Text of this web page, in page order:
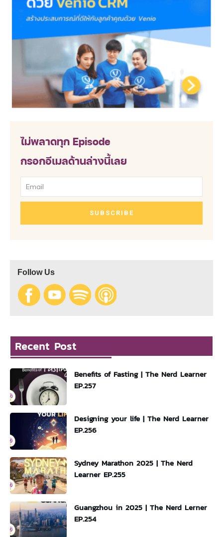
ไม่พลาดทุก Episode
กรอกอีเมลด้านล่างนี้เลย
SUBSCRIBE
Follow Us
Recent Post
Benefits of Fasting | The Nerd Learner
EP.257
Designing your life | The Nerd Learner
EP.256
Sydney Marathon 2025 | The Nerd
Learner EP.255
Guangzhou in 2025 | The Nerd Lerner
EP.254